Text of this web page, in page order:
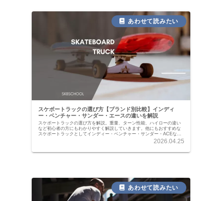
スケボートラックの選び方【ブランド別比較】インディ
ー・ベンチャー・サンダー・エースの違いを解説
スケボートラックの選び方を解説。重量、ターン性能、ハイローの違い
など初心者の方にもわかりやすく解説していきます。他にもおすすめな
スケボートラックとしてインディー・ベンチャー・サンダー・ACEなど
の人気スケボートラックを紹介。デッキサイズとの合わせ方から取り付
2026.04.25